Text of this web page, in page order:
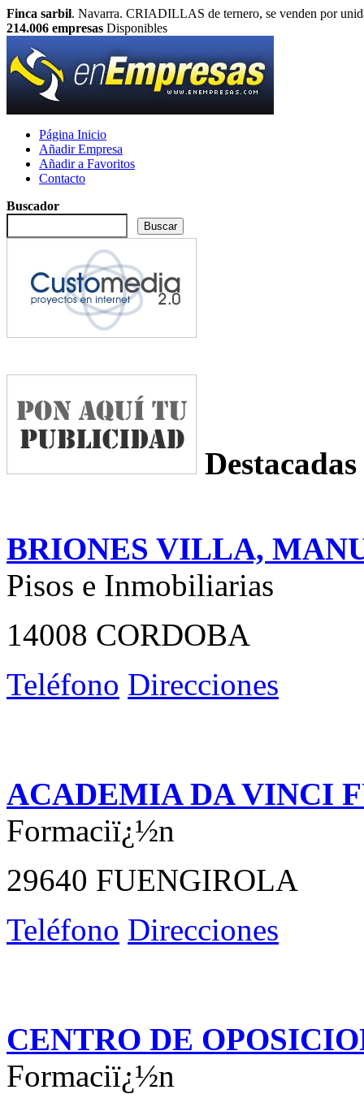
Finca sarbil. Navarra. CRIADILLAS de ternero, se venden por
214.006 empresas Disponibles
Página Inicio
Añadir Empresa
Añadir a Favoritos
Contacto
Buscador
Destacadas
BRIONES VILLA,
Pisos e Inmobiliarias
14008 CORDOBA
Teléfono Direcciones
ACADEMIA DA VINCI
Formaciï¿½n
29640 FUENGIROLA
Teléfono Direcciones
CENTRO DE
Formaciï¿½n